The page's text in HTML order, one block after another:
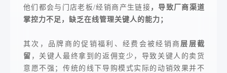
他们都会与门店老板/经销商产生链接 ，导致厂商渠道
掌控力不足，缺乏在线管理关键人的能力；
其次，品牌商的促销福利、经费会被经销商 层层截
留 ，关键人 最终拿到的返佣变少，导致关键人的卖货
意愿不强；传统的线下导购模式实际的动销效果并不